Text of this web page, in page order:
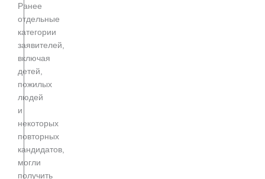
Ранее
отдельные
категории
заявителей,
включая
детей,
пожилых
людей
и
некоторых
повторных
кандидатов,
могли
получить